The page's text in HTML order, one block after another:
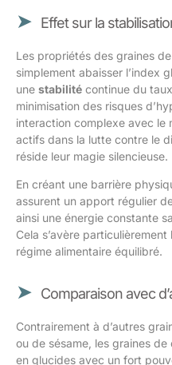
Effet sur la
Les propriétés des graines
simplement abaisser l’index
une stabilité continue du
minimisation des risques
interaction complexe avec le
actifs dans la lutte contre le
réside leur magie silencieuse.
En créant une barrière
assurent un apport régulier
ainsi une énergie constante
Cela s’avère
régime alimentaire équilibré.
Comparaison avec
Contrairement à d’autres
ou de sésame, les graines
en glucides avec un fort